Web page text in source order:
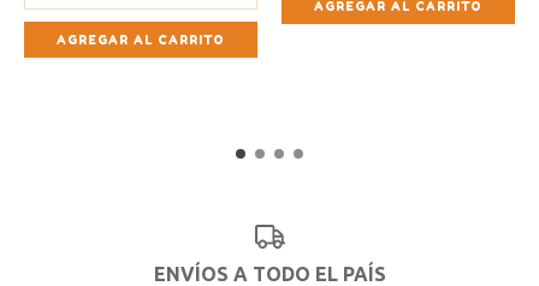
ENVÍOS A TODO EL PAÍS